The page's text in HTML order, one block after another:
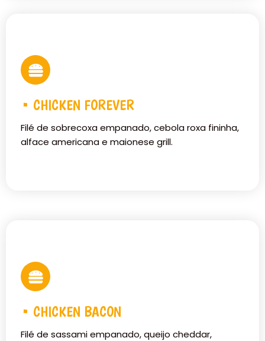
• CHICKEN FOREVER
Filé de sobrecoxa empanado, cebola roxa fininha,
alface americana e maionese grill.
• CHICKEN BACON
Filé de sassami empanado, queijo cheddar,